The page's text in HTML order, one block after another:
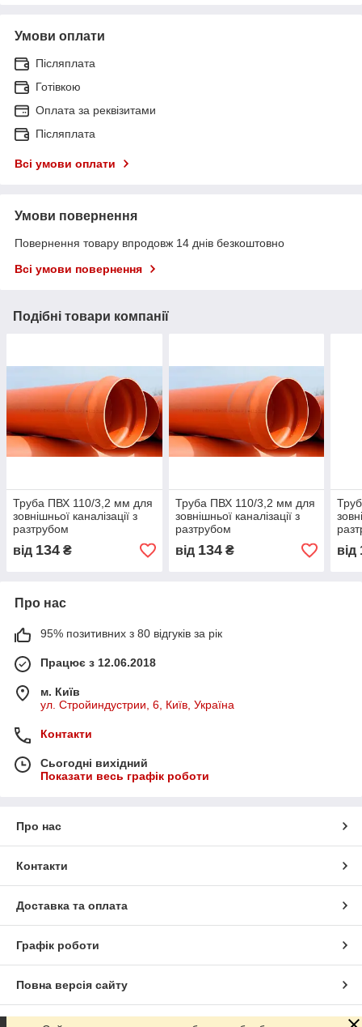
Умови оплати
Післяплата
Готівкою
Оплата за реквізитами
Післяплата
Всі умови оплати
Умови повернення
Повернення товару впродовж 14 днів безкоштовно
Всі умови повернення
Подібні товари компанії
Труба ПВХ 110/3,2 мм для
зовнішньої каналізації з
разтрубом
від 134 ₴
Труба ПВХ 110/3,2 мм для
зовнішньої каналізації з
разтрубом
від 134₴ від
Про нас
95% позитивних з 80 відгуків за рік
Працює з 12.06.2018
м. Київ
ул. Стройиндустрии, 6, Київ, Україна
Контакти
Сьогодні вихідний
Показати весь графік роботи
Про нас
Контакти
Доставка та оплата
Графік роботи
Повна версія сайту